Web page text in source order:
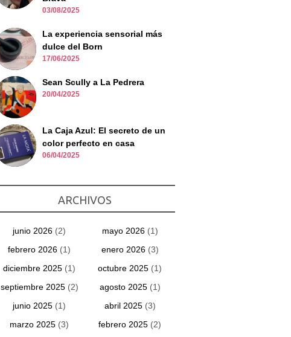
03/08/2025
La experiencia sensorial más
dulce del Born
17/06/2025
Sean Scully a La Pedrera
20/04/2025
La Caja Azul: El secreto de un
color perfecto en casa
06/04/2025
ARCHIVOS
junio 2026 (2) mayo 2026(1)
febrero 2026 (1) enero 2026(3)
diciembre 2025 (1) octubre 2025 (1)
septiembre 2025(2) agosto 2025(1)
junio 2025 (1) abril 2025(3)
marzo 2025 (3) febrero 2025 (2)